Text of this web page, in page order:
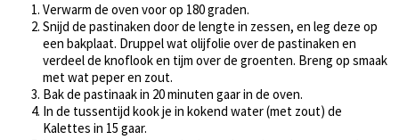
Verwarm de oven voor op 180 graden.
Snijd de pastinaken door de lengte in zessen, en leg deze op
een bakplaat. Druppel wat olijfolie over de pastinaken en
verdeel de knoflook en tijm over de groenten. Breng op smaak
met wat peper en zout.
Bak de pastinaak in 20 minuten gaar in de oven.
In de tussentijd kook je in kokend water (met zout) de
Kalettes in 15 gaar.